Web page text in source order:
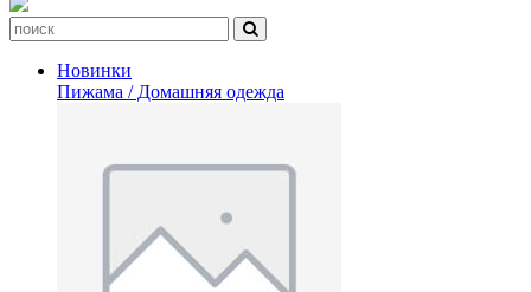
Новинки
Пижама / Домашняя одежда